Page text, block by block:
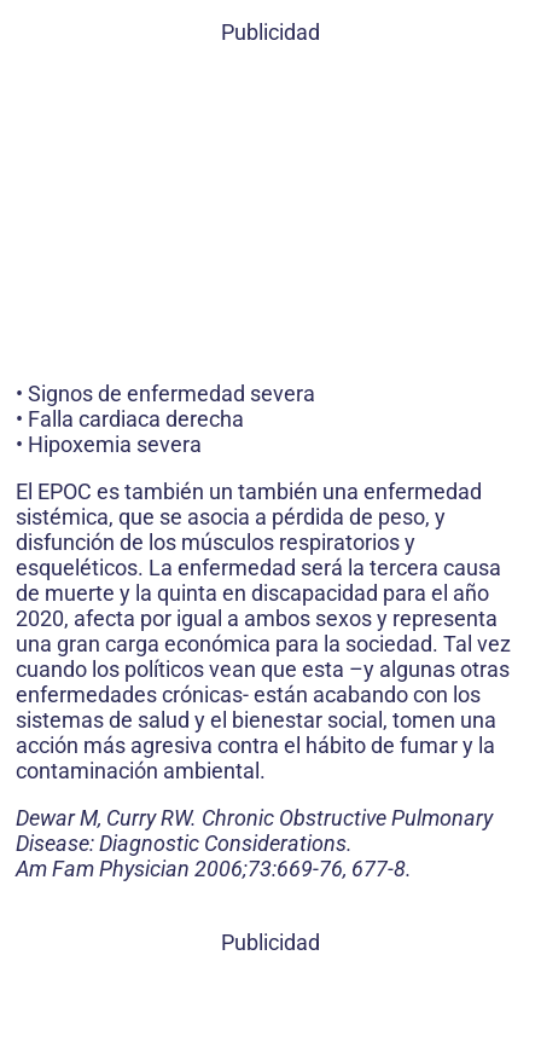
Publicidad
• Signos de enfermedad severa
• Falla cardiaca derecha
• Hipoxemia severa
El EPOC es también un también una enfermedad
sistémica, que se asocia a pérdida de peso, y
disfunción de los músculos respiratorios y
esqueléticos. La enfermedad será la tercera causa
de muerte y la quinta en discapacidad para el año
2020, afecta por igual a ambos sexos y representa
una gran carga económica para la sociedad. Tal vez
cuando los políticos vean que esta –y algunas otras
enfermedades crónicas- están acabando con los
sistemas de salud y el bienestar social, tomen una
acción más agresiva contra el hábito de fumar y la
contaminación ambiental.
Dewar M, Curry RW. Chronic Obstructive Pulmonary
Disease: Diagnostic Considerations.
Am Fam Physician 2006;73:669-76, 677-8.
Publicidad